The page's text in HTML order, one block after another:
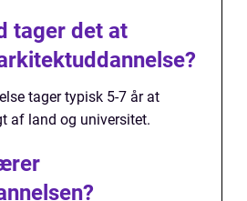
tager det at
tager typisk 5-7 år at
af land og universitet.